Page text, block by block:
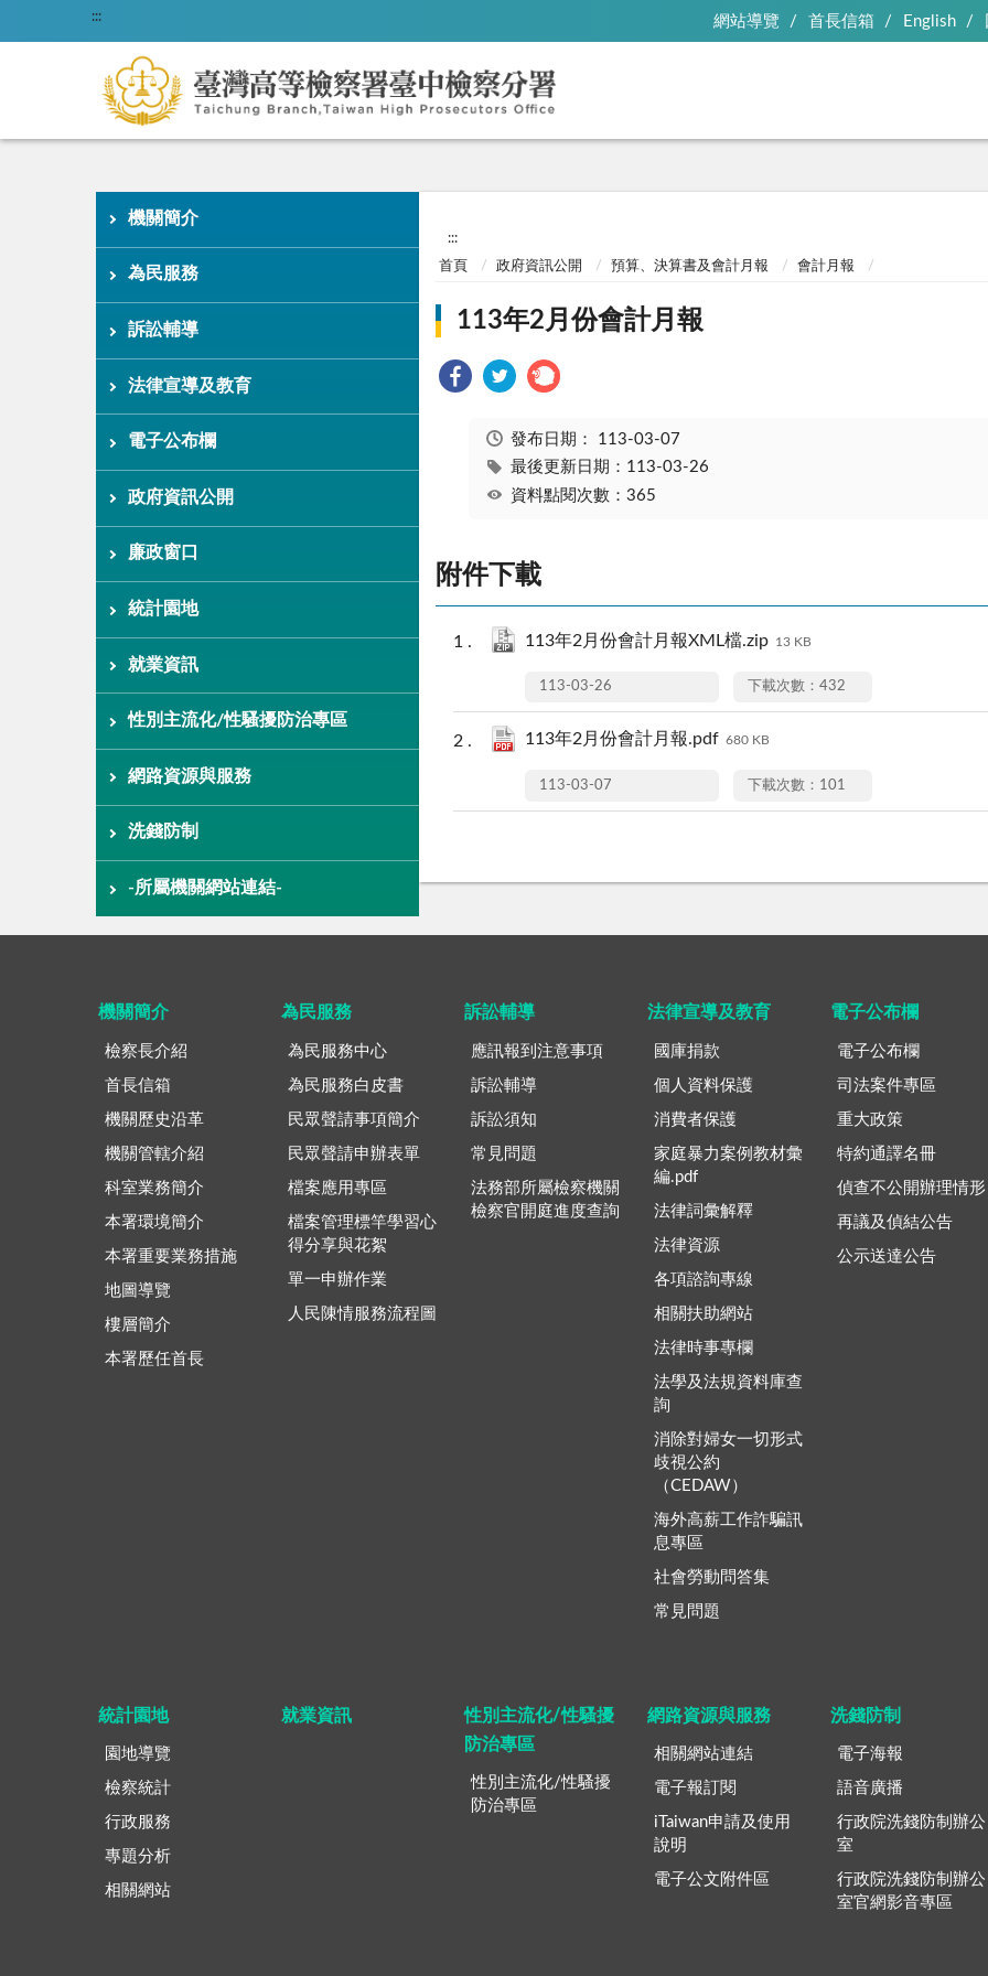
::: 網站導覽 首長信箱 English
機關簡介
為民服務
訴訟輔導
法律宣導及教育
電子公布欄
政府資訊公開
廉政窗口
統計園地
就業資訊
性別主流化/性騷擾防治專區
網路資源與服務
洗錢防制
-所屬機關網站連結-
:::
首頁 政府資訊公開 預算、決算書及會計月報 會計月報
113年2月份會計月報
發布日期： 113-03-07
最後更新日期：113-03-26
資料點閱次數：365
附件下載
113年2月份會計月報XML檔.zip 13 KB
113-03-26 下載次數：432
113年2月份會計月報.pdf 680 KB
113-03-07 下載次數：101
機關簡介
檢察長介紹
首長信箱
機關歷史沿革
機關管轄介紹
科室業務簡介
本署環境簡介
本署重要業務措施
地圖導覽
樓層簡介
本署歷任首長
為民服務
為民服務中心
為民服務白皮書
民眾聲請事項簡介
民眾聲請申辦表單
檔案應用專區
檔案管理標竿學習心
得分享與花絮
單一申辦作業
人民陳情服務流程圖
訴訟輔導
應訊報到注意事項
訴訟輔導
訴訟須知
常見問題
法務部所屬檢察機關
檢察官開庭進度查詢
法律宣導及教育
國庫捐款
個人資料保護
消費者保護
家庭暴力案例教材彙
編.pdf
法律詞彙解釋
法律資源
各項諮詢專線
相關扶助網站
法律時事專欄
法學及法規資料庫查
詢
消除對婦女一切形式
歧視公約
（CEDAW）
海外高薪工作詐騙訊
息專區
社會勞動問答集
常見問題
電子公布欄
電子公布欄
司法案件專區
重大政策
特約通譯名冊
偵查不公開辦理情形
再議及偵結公告
公示送達公告
統計園地
園地導覽
檢察統計
行政服務
專題分析
相關網站
就業資訊
性別主流化/性騷擾
防治專區
性別主流化/性騷擾
防治專區
網路資源與服務
相關網站連結
電子報訂閱
iTaiwan申請及使用
說明
電子公文附件區
洗錢防制
電子海報
語音廣播
行政院洗錢防制辦公
室
行政院洗錢防制辦公
室官網影音專區